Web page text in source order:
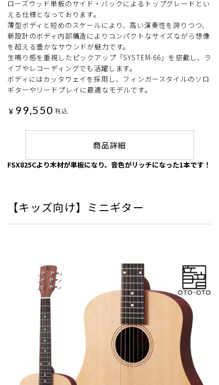
ローズウッド単板のサイド・バックによるトップグレードとい
える仕様となっております。
薄型ボディと短めのスケールにより、高い演奏性を誇りつつ、
新設計のボディ内部構造によりコンパクトなサイズながら想像
を超える豊かなサウンドが魅力です。
生鳴り感を重視したピックアップ「SYSTEM-66」を搭載し、ラ
イブやレコーディングでも活躍します。
ボディにはカッタウェイを採用し、フィンガースタイルのソロ
ギターやリードプレイに最適なモデルです。
¥ 99,550 税込
商品詳細
FSX825Cより木材が単板になり、音色がリッチになった1本です！
【キッズ向け】ミニギター